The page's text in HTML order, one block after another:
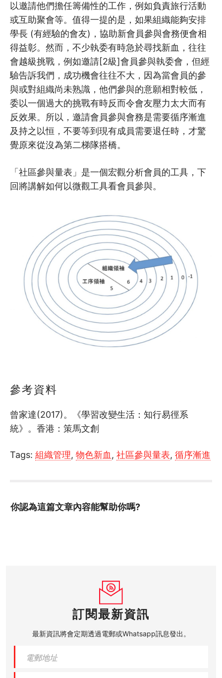
以邀請他們擔任籌備性的工作，例如負責旅行活動
或互助聚會等。值得一提的是，如果組織能夠安排
學長 (有經驗的會友)，協助新會員參與會務便會相
得益彰。然而，不少執委有時急於尋找新血，往往
會越級挑戰，例如邀請[2級]會員參與執委會，但經
驗告訴我們，成功機會往往不大，因為當會員的參
與或對組織尚未熟識，他們參與的意願相對較低，
委以一個過大的挑戰有時反而令會友壓力太大而有
反效果。所以，邀請會員參與會務是需要循序漸進
及持之以恒，不要等到現有成員需要退任時，才驚
覺原來從沒為第二梯隊搭橋。
「社區參與量表」是一個宏觀分析會員的工具，下
回將講解如何以微觀工具看會員參與。
參考資料
曾家達(2017)。《學習改變生活：知行易徑系
統》。香港：策馬文創
Tags: 組織管理, 物色新血 , 社區參與量表, 循序漸進
你認為這篇文章內容能幫助你嗎?
訂閱最新資訊
最新資訊將會定期透過電郵或Whatsapp訊息發出。